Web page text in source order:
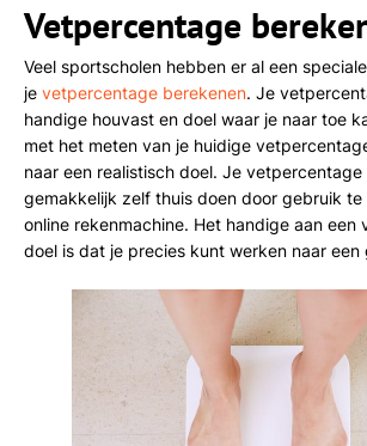
Vetpercentage
Veel sportscholen hebben er al een
je vetpercentage berekenen. Je
handige houvast en doel waar je naar toe
met het meten van je huidige
naar een realistisch doel. Je
gemakkelijk zelf thuis doen door gebruik te
online rekenmachine. Het handige aan een
doel is dat je precies kunt werken naar